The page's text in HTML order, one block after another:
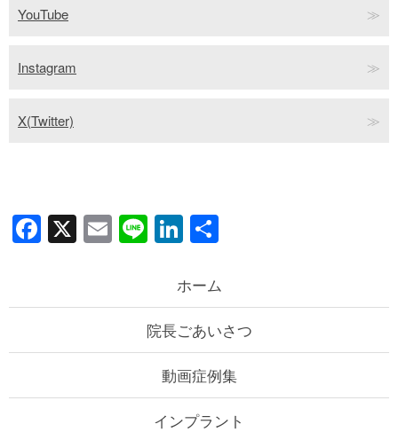
YouTube
Instagram
X(Twitter)
F
a
e
b
o
X E
m
Li
n
Li
n
k
e
dI
n
ホーム
院長ごあいさつ
動画症例集
インプラント